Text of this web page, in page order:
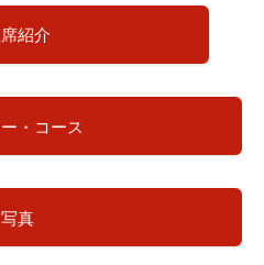
紹介
・コース
写真